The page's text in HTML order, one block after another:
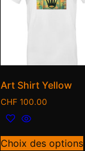
Art Shirt Yellow
CHF 100.00
Choix des options